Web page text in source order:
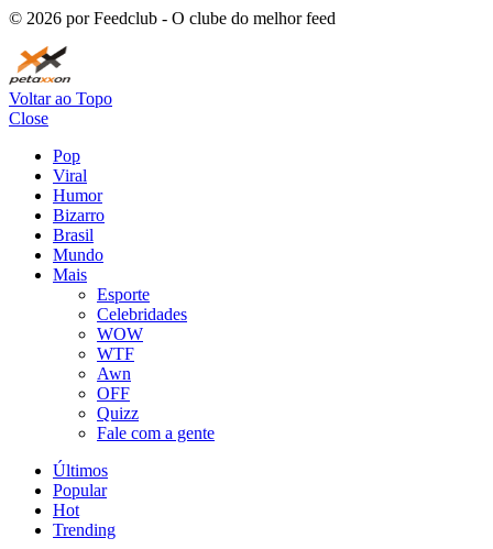
© 2026 por Feedclub - O clube do melhor feed
Voltar ao Topo
Close
Pop
Viral
Humor
Bizarro
Brasil
Mundo
Mais
Esporte
Celebridades
WOW
WTF
Awn
OFF
Quizz
Fale com a gente
Últimos
Popular
Hot
Trending